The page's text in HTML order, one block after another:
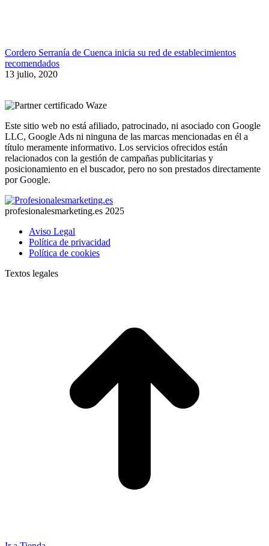
Cordero Serranía de Cuenca inicia su red de establecimientos
recomendados
13 julio, 2020
Este sitio web no está afiliado, patrocinado, ni asociado con Google
LLC, Google Ads ni ninguna de las marcas mencionadas en él a
título meramente informativo. Los servicios ofrecidos están
relacionados con la gestión de campañas publicitarias y
posicionamiento en el buscador, pero no son prestados directamente
por Google.
profesionalesmarketing.es 2025
Aviso Legal
Política de privacidad
Política de cookies
Textos legales